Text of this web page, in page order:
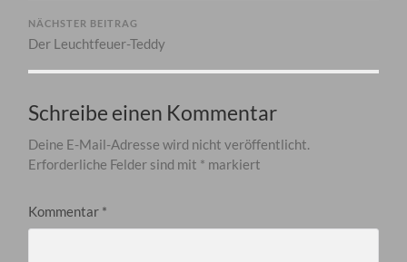
NÄCHSTER BEITRAG
Der Leuchtfeuer-Teddy
Schreibe einen Kommentar
Deine E-Mail-Adresse wird nicht veröffentlicht.
Erforderliche Felder sind mit * markiert
Kommentar *